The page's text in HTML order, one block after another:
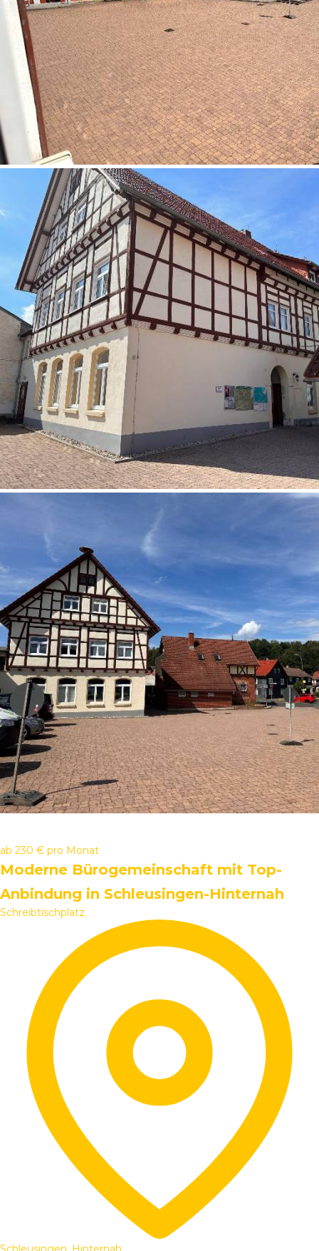
ab 230 € pro Monat
Moderne Bürogemeinschaft mit Top-
Anbindung in Schleusingen-Hinternah
Schreibtischplatz